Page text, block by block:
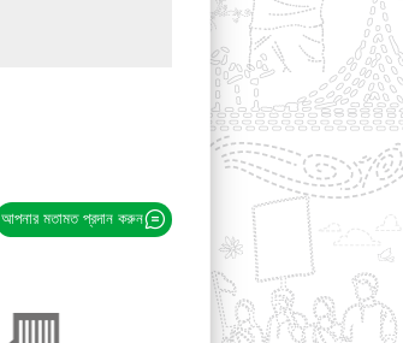
আপনার মতামত প্রদান করুন